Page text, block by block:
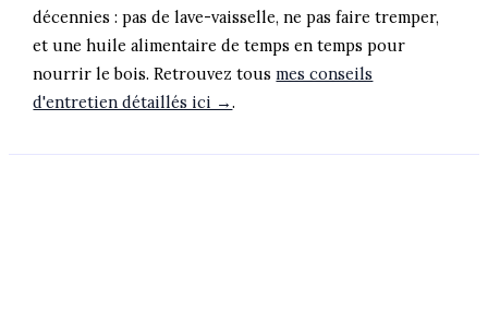
décennies : pas de lave-vaisselle, ne pas faire tremper,
et une huile alimentaire de temps en temps pour
nourrir le bois. Retrouvez tousmes conseils
d'entretien détaillés ici →.